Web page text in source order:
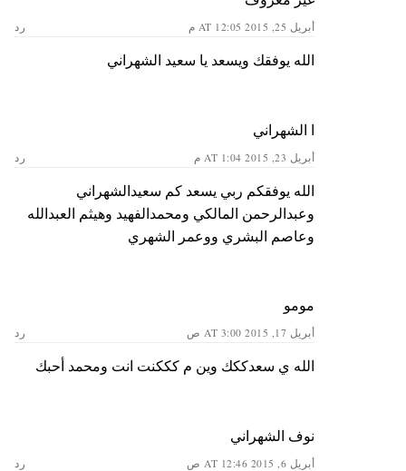
أبريل 25, 2015 AT 12:05 م رد
الله يوفقك ويسعد يا سعيد الشهراني
ا الشهراني
أبريل 23, 2015 AT 1:04 م رد
الله يوفقكم ربي يسعد كم سعيدالشهراني
وعبدالرحمن المالكي ومحمدالفهيد وهيثم العبدالله
وعاصم البشري ووعمر الشهري
مومو
أبريل 17, 2015 AT 3:00 ص رد
الله ي سعدككك وين م كككنت انت ومحمد أحبك
نوف الشهراني
أبريل 6, 2015 AT 12:46 ص رد